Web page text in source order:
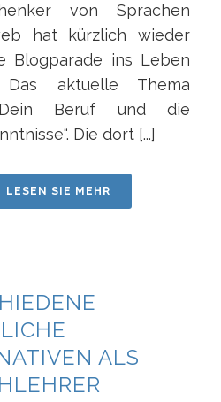
von Sprachen
hat kürzlich wieder
Blogparade ins Leben
Das aktuelle Thema
Beruf und die
Die dort [...]
LESEN SIE MEHR
ALS